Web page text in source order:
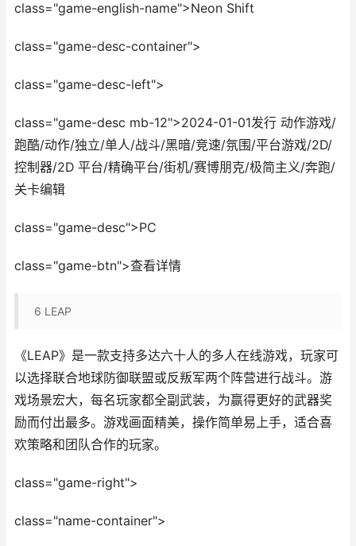
class="game-english-name">Neon Shift
class="game-desc-container">
class="game-desc-left">
class="game-desc mb-12">2024-01-01发行 动作游戏/
跑酷/动作/独立/单人/战斗/黑暗/竞速/氛围/平台游戏/2D/
控制器/2D 平台/精确平台/街机/赛博朋克/极简主义/奔跑/
关卡编辑
class="game-desc">PC
class="game-btn">查看详情
6 LEAP
《LEAP》是一款支持多达六十人的多人在线游戏，玩家可
以选择联合地球防御联盟或反叛军两个阵营进行战斗。游
戏场景宏大，每名玩家都全副武装，为赢得更好的武器奖
励而付出最多。游戏画面精美，操作简单易上手，适合喜
欢策略和团队合作的玩家。
class="game-right">
class="name-container">